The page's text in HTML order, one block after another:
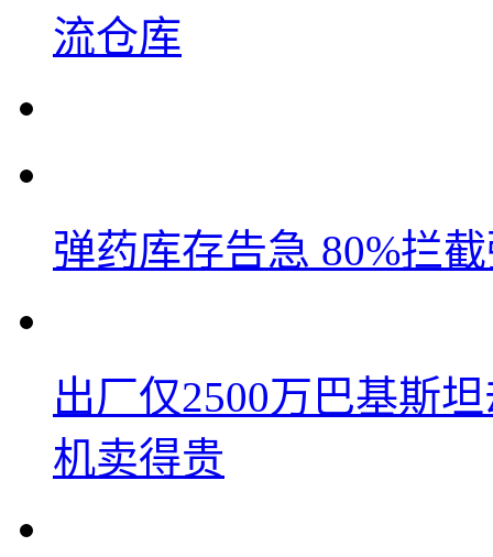
流仓库
弹药库存告急 80%拦
出厂仅2500万巴基斯
机卖得贵